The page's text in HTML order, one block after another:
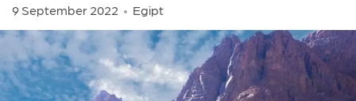
9 September 2022 Egipt